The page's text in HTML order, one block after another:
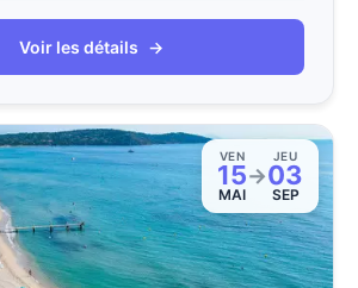
Voir les détails →
VEN
15
MAI
→
JEU
03
SEP